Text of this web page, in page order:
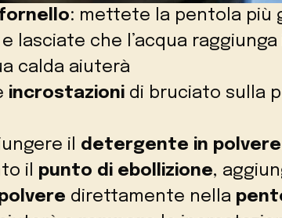
: mettete la pentola più
e lasciate che l’acqua raggiunga
calda aiuterà
incrostazioni di bruciato sulla
il detergente in polvere
il punto di ebollizione,
direttamente nella